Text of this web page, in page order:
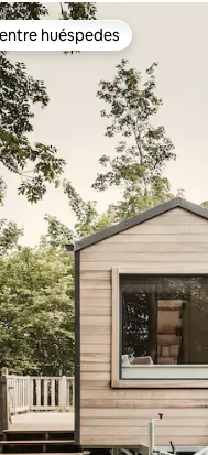
huéspedes preferido
huéspedes